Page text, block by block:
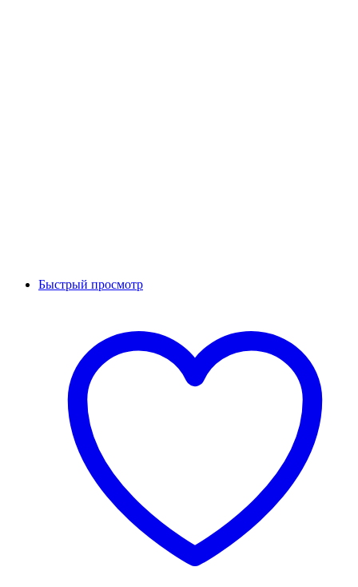
Быстрый просмотр